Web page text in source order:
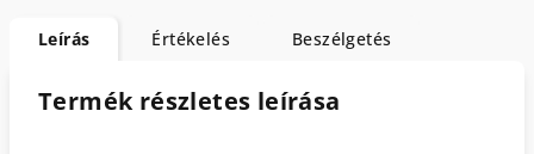
Leírás Értékelés Beszélgetés
Termék részletes leírása